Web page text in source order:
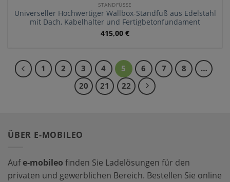
STANDFÜSSE
Universeller Hochwertiger Wallbox-Standfuß aus Edelstahl
mit Dach, Kabelhalter und Fertigbetonfundament
415,00 €
1 2 3 4 5 6 7 8
…
20
21 22
ÜBER E-MOBILEO
Aufe-mobileo finden Sie Ladelösungen für den
privaten und gewerblichen Bereich. Bestellen Sie online